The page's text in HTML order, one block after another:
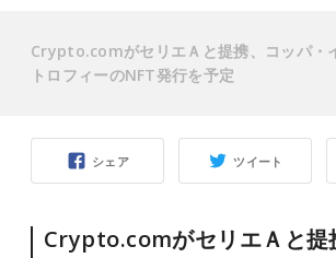
シェア ツイート
Crypto.comがセリエＡと提
Crypto.comがセリエＡと提携、コッパ・
トロフィーのNFT発行を予定